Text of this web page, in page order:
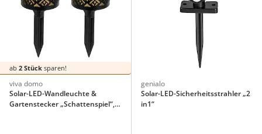
ab 2 Stück sparen!
viva domo
Solar-LED-Wandleuchte &
Gartenstecker „Schattenspiel“, 2
genialo
Solar-LED-Sicherheitsstrahler „2
in1“